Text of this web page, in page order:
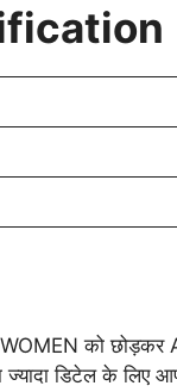
को
ज्यादा डिटेल के